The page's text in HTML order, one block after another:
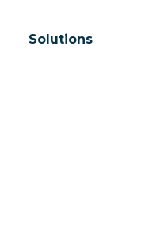
Solutions